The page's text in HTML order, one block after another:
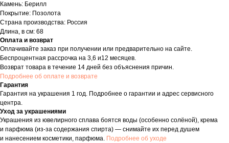
Камень: Берилл
Покрытие: Позолота
Страна производства: Россия
Длина, в см: 68
Оплата и возврат
Оплачивайте заказ при получении или предварительно на сайте.
Беспроцентная рассрочка на 3,6 и12 месяцев.
Возврат товара в течение 14 дней без объяснения причин.
Подробнее об оплате и возврате
Гарантия
Гарантия на украшения 1 год. Подробнее о гарантии и адрес сервисного
центра.
Уход за украшениями
Украшения из ювелирного сплава боятся воды (особенно солёной), крема
и парфюма (из-за содержания спирта) — снимайте их перед душем
и нанесением косметики, парфюма. Подробнее об уходе